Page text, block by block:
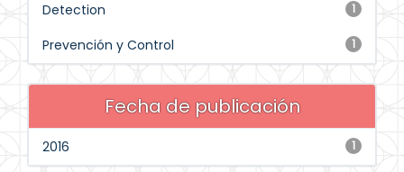
1
Detection
1
Prevención y Control
Fecha de publicación
1
2016